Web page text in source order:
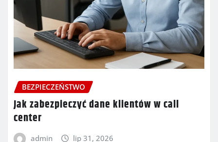
BEZPIECZEŃSTWO
Jak zabezpieczyć dane klientów w call
center
admin lip 31, 2026